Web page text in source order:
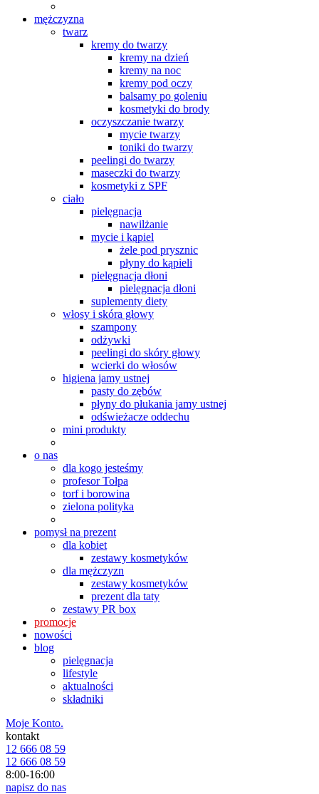
mężczyzna
twarz
kremy do twarzy
kremy na dzień
kremy na noc
kremy pod oczy
balsamy po goleniu
kosmetyki do brody
oczyszczanie twarzy
mycie twarzy
toniki do twarzy
peelingi do twarzy
maseczki do twarzy
kosmetyki z SPF
ciało
pielęgnacja
nawilżanie
mycie i kąpiel
żele pod prysznic
płyny do kąpieli
pielęgnacja dłoni
pielęgnacja dłoni
suplementy diety
włosy i skóra głowy
szampony
odżywki
peelingi do skóry głowy
wcierki do włosów
higiena jamy ustnej
pasty do zębów
płyny do płukania jamy ustnej
odświeżacze oddechu
mini produkty
o nas
dla kogo jesteśmy
profesor Tołpa
torf i borowina
zielona polityka
pomysł na prezent
dla kobiet
zestawy kosmetyków
dla mężczyzn
zestawy kosmetyków
prezent dla taty
zestawy PR box
promocje
nowości
blog
pielęgnacja
lifestyle
aktualności
składniki
Moje Konto.
kontakt
12 666 08 59
12 666 08 59
8:00-16:00
napisz do nas